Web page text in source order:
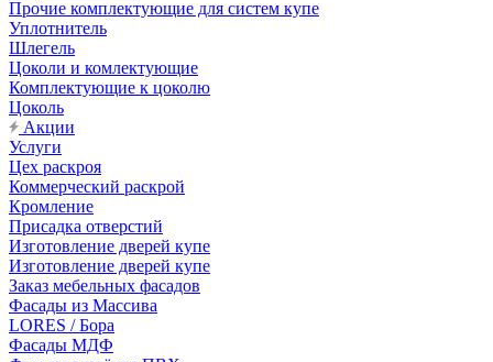
Прочие комплектующие для систем купе
Уплотнитель
Шлегель
Цоколи и комлектующие
Комплектующие к цоколю
Цоколь
Акции
Услуги
Цех раскроя
Коммерческий раскрой
Кромление
Присадка отверстий
Изготовление дверей купе
Изготовление дверей купе
Заказ мебельных фасадов
Фасады из Массива
LORES / Бора
Фасады МДФ